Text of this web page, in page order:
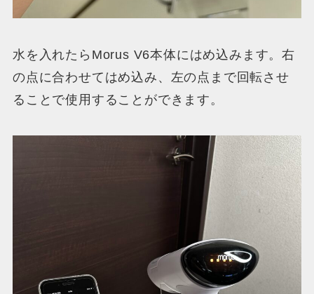
水を入れたらMorus V6本体にはめ込みます。右
の点に合わせてはめ込み、左の点まで回転させ
ることで使用することができます。